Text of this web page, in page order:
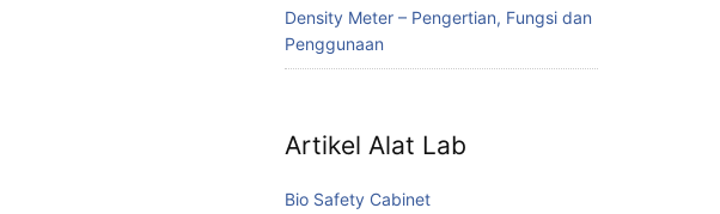
Density Meter – Pengertian, Fungsi dan
Penggunaan
Artikel Alat Lab
Bio Safety Cabinet